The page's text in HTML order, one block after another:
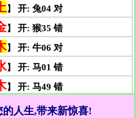
人生,带来新惊喜!